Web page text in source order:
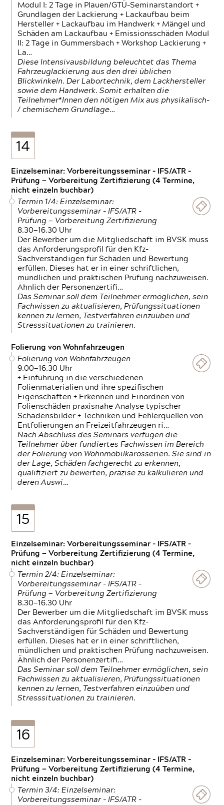
Modul I: 2 Tage in Plauen/GTÜ-Seminarstandort +
Grundlagen der Lackierung + Lackaufbau beim
Hersteller + Lackaufbau im Handwerk + Mängel und
Schäden am Lackaufbau + Emissionsschäden Modul
II: 2 Tage in Gummersbach + Workshop Lackierung +
La…
Diese Intensivausbildung beleuchtet das Thema
Fahrzeuglackierung aus den drei üblichen
Blickwinkeln. Der Labortechnik, dem Lackhersteller
sowie dem Handwerk. Somit erhalten die
Teilnehmer*Innen den nötigen Mix aus physikalisch-
/ chemischem Grundlage…
14
Einzelseminar: Vorbereitungsseminar - IFS/ATR -
Prüfung — Vorbereitung Zertifizierung (4 Termine,
nicht einzeln buchbar)
Termin 1/4: Einzelseminar:
Vorbereitungsseminar - IFS/ATR -
Prüfung — Vorbereitung Zertifizierung
8.30—16.30 Uhr
Der Bewerber um die Mitgliedschaft im BVSK muss
das Anforderungsprofil für den Kfz-
Sachverständigen für Schäden und Bewertung
erfüllen. Dieses hat er in einer schriftlichen,
mündlichen und praktischen Prüfung nachzuweisen.
Ähnlich der Personenzertifi…
Das Seminar soll dem Teilnehmer ermöglichen, sein
Fachwissen zu aktualisieren, Prüfungssituationen
kennen zu lernen, Testverfahren einzuüben und
Stresssituationen zu trainieren.
Folierung von Wohnfahrzeugen
Folierung von Wohnfahrzeugen
9.00—16.30 Uhr
+ Einführung in die verschiedenen
Folienmaterialien und ihre spezifischen
Eigenschaften + Erkennen und Einordnen von
Folienschäden praxisnahe Analyse typischer
Schadensbilder + Techniken und Fehlerquellen von
Entfolierungen an Freizeitfahrzeugen ri…
Nach Abschluss des Seminars verfügen die
Teilnehmer über fundiertes Fachwissen im Bereich
der Folierung von Wohnmobilkarosserien. Sie sind in
der Lage, Schäden fachgerecht zu erkennen,
qualifiziert zu bewerten, präzise zu kalkulieren und
deren Auswi…
15
Einzelseminar: Vorbereitungsseminar - IFS/ATR -
Prüfung — Vorbereitung Zertifizierung (4 Termine,
nicht einzeln buchbar)
Termin 2/4: Einzelseminar:
Vorbereitungsseminar - IFS/ATR -
Prüfung — Vorbereitung Zertifizierung
8.30—16.30 Uhr
Der Bewerber um die Mitgliedschaft im BVSK muss
das Anforderungsprofil für den Kfz-
Sachverständigen für Schäden und Bewertung
erfüllen. Dieses hat er in einer schriftlichen,
mündlichen und praktischen Prüfung nachzuweisen.
Ähnlich der Personenzertifi…
Das Seminar soll dem Teilnehmer ermöglichen, sein
Fachwissen zu aktualisieren, Prüfungssituationen
kennen zu lernen, Testverfahren einzuüben und
Stresssituationen zu trainieren.
16
Einzelseminar: Vorbereitungsseminar - IFS/ATR -
Prüfung — Vorbereitung Zertifizierung (4 Termine,
nicht einzeln buchbar)
Termin 3/4: Einzelseminar:
Vorbereitungsseminar - IFS/ATR -